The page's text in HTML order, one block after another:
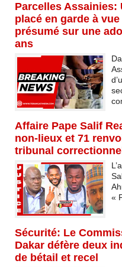
Parcelles Assainies:
placé en garde à
présumé sur une
ans
Affaire Pape Salif
non-lieux et 71
tribunal correctionnel
«
Sécurité: Le
Dakar défère deux
de bétail et recel